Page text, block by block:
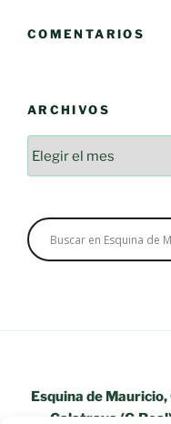
COMENTARIOS
ARCHIVOS
Esquina de
Calatrava